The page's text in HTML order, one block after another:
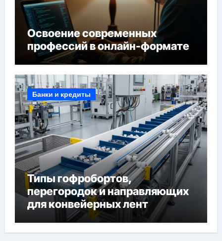
Освоение современных
профессий в онлайн-формате
Банки и кредиты
Типы гофробортов,
перегородок и направляющих
для конвейерных лент